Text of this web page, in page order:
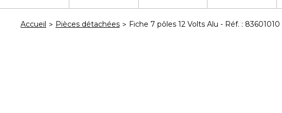
Accueil Pièces détachées Fiche 7 pôles 12 Volts Alu - Réf. : 83601010